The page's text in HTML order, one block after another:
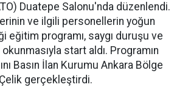
Duatepe Salonu'nda düzenlendi.
ve ilgili personellerin yoğun
eğitim programı, saygı duruşu ve
start aldı. Programın
Basın İlan Kurumu Ankara Bölge
gerçekleştirdi.